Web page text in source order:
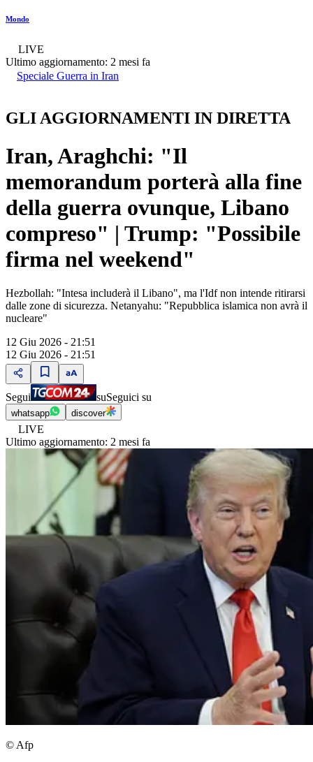
Mondo
LIVE
Ultimo aggiornamento: 2 mesi fa
Speciale Guerra in Iran
GLI AGGIORNAMENTI IN DIRETTA
Iran, Araghchi: "Il
memorandum porterà alla fine
della guerra ovunque, Libano
compreso" | Trump: "Possibile
firma nel weekend"
Hezbollah: "Intesa includerà il Libano", ma l'Idf non intende ritirarsi
dalle zone di sicurezza. Netanyahu: "Repubblica islamica non avrà il
nucleare"
12 Giu 2026 - 21:51
12 Giu 2026 - 21:51
Segui suSeguici su
whatsapp discover
LIVE
Ultimo aggiornamento: 2 mesi fa
© Afp